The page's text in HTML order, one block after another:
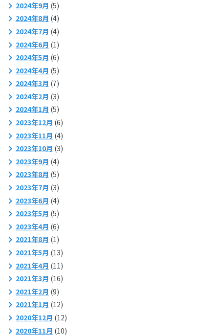
2024年9月 (5)
2024年8月 (4)
2024年7月 (4)
2024年6月 (1)
2024年5月 (6)
2024年4月 (5)
2024年3月 (7)
2024年2月 (3)
2024年1月 (5)
2023年12月 (6)
2023年11月 (4)
2023年10月 (3)
2023年9月 (4)
2023年8月 (5)
2023年7月 (3)
2023年6月 (4)
2023年5月 (5)
2023年4月 (6)
2021年8月 (1)
2021年5月 (13)
2021年4月 (11)
2021年3月 (16)
2021年2月 (9)
2021年1月 (12)
2020年12月 (12)
2020年11月 (10)